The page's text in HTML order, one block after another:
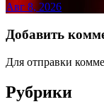
Авг 8, 2026
Добавить
Для отправки
Рубрики